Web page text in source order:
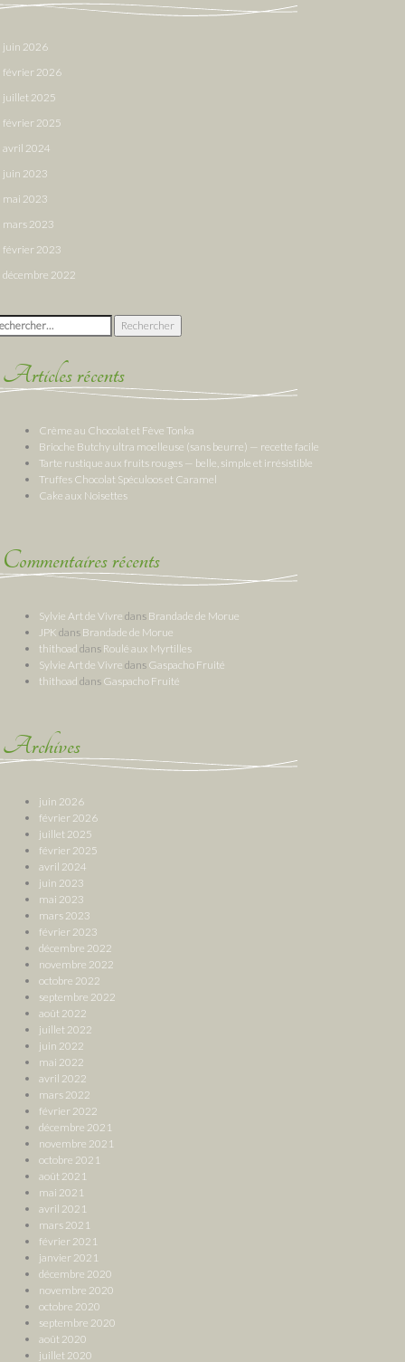
juin 2026
février 2026
juillet 2025
février 2025
avril 2024
juin 2023
mai 2023
mars 2023
février 2023
décembre 2022
:
Articles récents
Crème au Chocolat et Fève Tonka
Brioche Butchy ultra moelleuse (sans beurre) — recette facile
Tarte rustique aux fruits rouges — belle, simple et irrésistible
Truffes Chocolat Spéculoos et Caramel
Cake aux Noisettes
Commentaires récents
Sylvie Art de Vivre dans Brandade de Morue
JPK dans Brandade de Morue
thithoad dans Roulé aux Myrtilles
Sylvie Art de Vivre dans Gaspacho Fruité
thithoad dans Gaspacho Fruité
Archives
juin 2026
février 2026
juillet 2025
février 2025
avril 2024
juin 2023
mai 2023
mars 2023
février 2023
décembre 2022
novembre 2022
octobre 2022
septembre 2022
août 2022
juillet 2022
juin 2022
mai 2022
avril 2022
mars 2022
février 2022
décembre 2021
novembre 2021
octobre 2021
août 2021
mai 2021
avril 2021
mars 2021
février 2021
janvier 2021
décembre 2020
novembre 2020
octobre 2020
septembre 2020
août 2020
juillet 2020